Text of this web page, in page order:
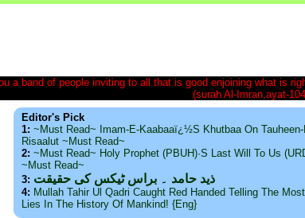
a band of people inviting to all that is good enjoining what is
(surah Al-Imran,ayat-
Editor's Pick
1: ~Must Read~ Imam-E-Kaabaaï¿½s Khutbaa On
Risaalut ~Must Read~
2: ~Must Read~ Holy Prophet (PBUH)·s Last Will To Us
~Must Read~
3: ذید حامد ۔ براس ٹیکس کی حقیقت
4: Mullah Tahir Ul Qadri Caught Red Handed Telling The
Lies In The History Of Mankind! {Eng}